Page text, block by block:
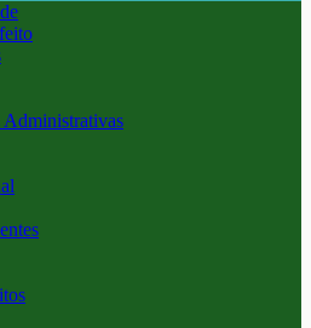
Administrativas